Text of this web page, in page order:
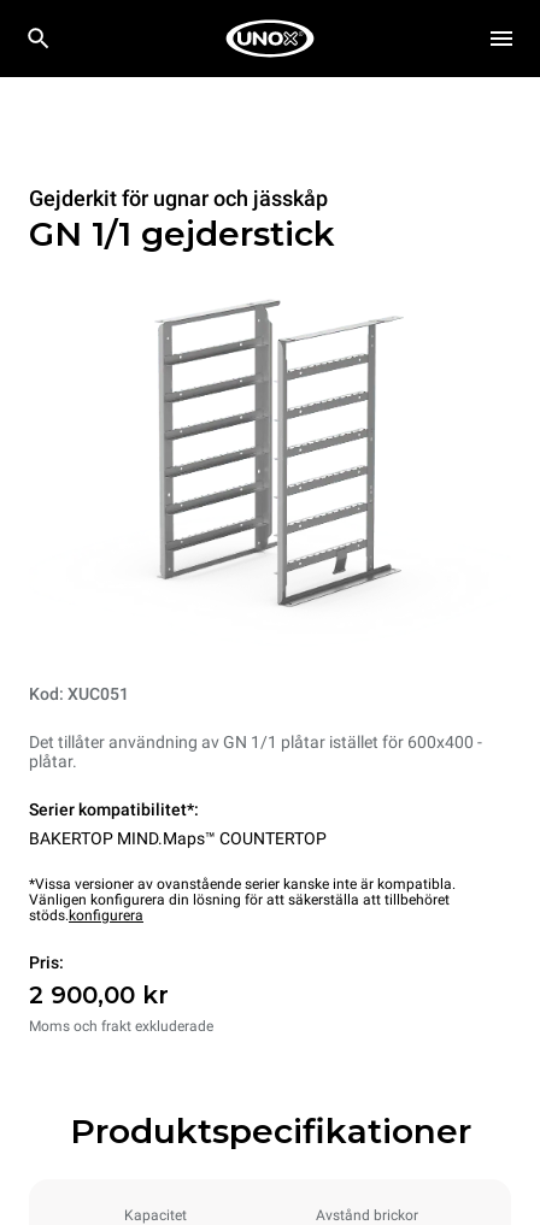
Gejderkit för ugnar och jässkåp
GN 1/1 gejderstick
Kod: XUC051
Det tillåter användning av GN 1/1 plåtar istället för 600x400 -
plåtar.
Serier kompatibilitet*:
BAKERTOP MIND.Maps™ COUNTERTOP
*Vissa versioner av ovanstående serier kanske inte är kompatibla.
Vänligen konfigurera din lösning för att säkerställa att tillbehöret
stöds. konfigurera
Pris:
2 900,00 kr
Moms och frakt exkluderade
Produktspecifikationer
Kapacitet Avstånd brickor